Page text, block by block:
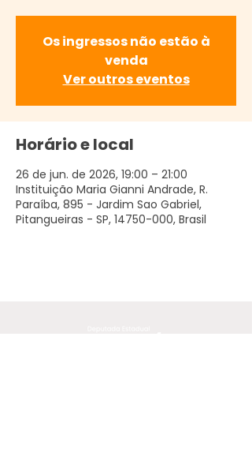
Os ingressos não estão à
venda
Ver outros eventos
Horário e local
26 de jun. de 2026, 19:00 – 21:00
Instituição Maria Gianni Andrade, R.
Paraíba, 895 - Jardim Sao Gabriel,
Pitangueiras - SP, 14750-000, Brasil